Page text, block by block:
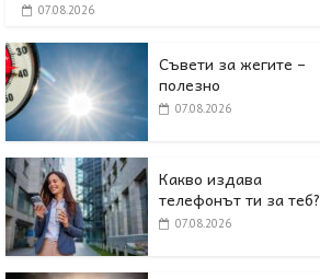
07.08.2026
Съвети за жегите –
полезно
07.08.2026
Какво издава
телефонът ти за теб?
07.08.2026